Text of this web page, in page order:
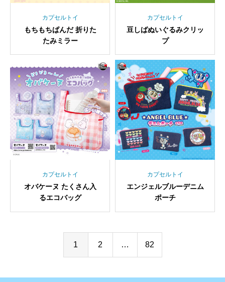
カプセルトイ
もちもちぱんだ 折りた
たみミラー
カプセルトイ
豆しばぬいぐるみクリッ
プ
カプセルトイ
オバケーヌ たくさん入
るエコバッグ
カプセルトイ
エンジェルブルーデニム
ポーチ
1 2 … 82